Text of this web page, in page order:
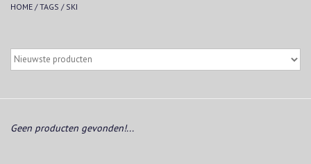
HOME /TAGS / SKI
Geen producten gevonden!...